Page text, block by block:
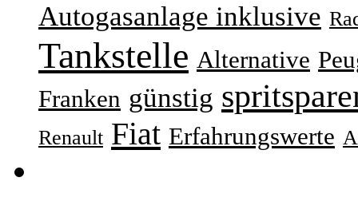
Autogasanlage inklusive
Tankstelle Alternative
Franken günstig
Renault Fiat Erfahrungswerte